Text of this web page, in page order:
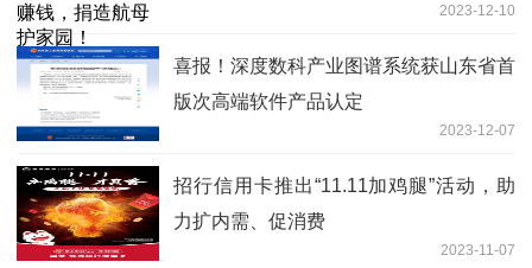
2023-12-10
喜报！深度数科产业图谱系统获山东省首
版次高端软件产品认定
2023-12-07
招行信用卡推出“11.11加鸡腿”活动，助
力扩内需、促消费
2023-11-07